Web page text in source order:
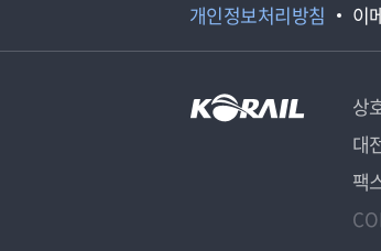
개인정보처리방침 이
상
대
팩